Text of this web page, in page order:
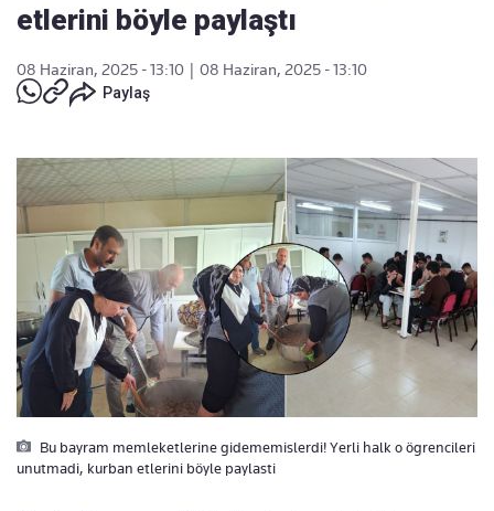
etlerini böyle paylaştı
08 Haziran, 2025 - 13:10
08 Haziran, 2025 - 13:10
Paylaş
Bu bayram memleketlerine gidememislerdi! Yerli halk o ögrencileri
unutmadi, kurban etlerini böyle paylasti